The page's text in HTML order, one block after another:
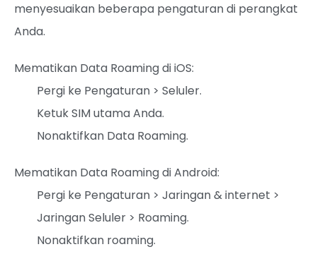
menyesuaikan beberapa pengaturan di perangkat
Anda.
Mematikan Data Roaming di iOS:
Pergi ke Pengaturan > Seluler.
Ketuk SIM utama Anda.
Nonaktifkan Data Roaming.
Mematikan Data Roaming di Android:
Pergi ke Pengaturan > Jaringan & internet >
Jaringan Seluler > Roaming.
Nonaktifkan roaming.